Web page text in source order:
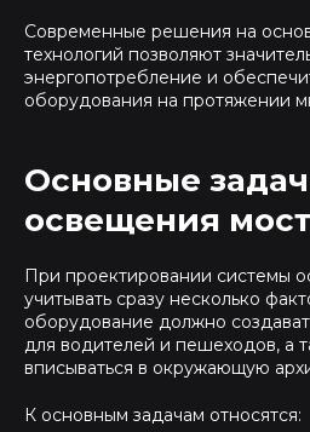
Современные решения на
технологий позволяют
энергопотребление и
оборудования на протяжении
Основные
освещения
При проектировании системы
учитывать сразу несколько
оборудование должно
для водителей и пешеходов, а
вписываться в окружающую
К основным задачам относятся: